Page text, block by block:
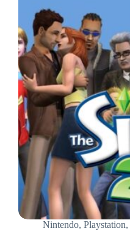
Nintendo, Playstation,